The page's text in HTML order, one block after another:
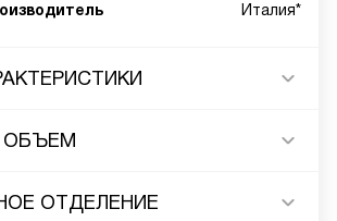
Италия*
ОБЪЕМ
ОТДЕЛЕНИЕ